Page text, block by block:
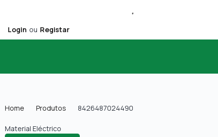
Login ou Registar
Home Produtos 8426487024490
Material Eléctrico